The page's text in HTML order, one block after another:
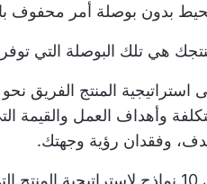
بدون بوصلة أمر محفوف
هي تلك البوصلة التي
استراتيجية المنتج الفريق
وأهداف العمل والقيمة
وفقدان رؤية وجهتك.
دعنا نتعمق في 10 نماذج